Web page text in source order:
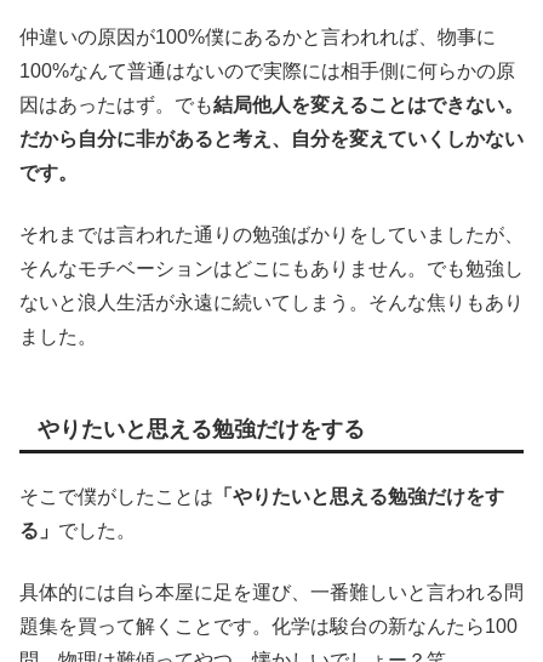
仲違いの原因が100%僕にあるかと言われれば、物事に
100%なんて普通はないので実際には相手側に何らかの原
因はあったはず。でも結局他人を変えることはできない。
だから自分に非があると考え、自分を変えていくしかない
です。
それまでは言われた通りの勉強ばかりをしていましたが、
そんなモチベーションはどこにもありません。でも勉強し
ないと浪人生活が永遠に続いてしまう。そんな焦りもあり
ました。
やりたいと思える勉強だけをする
そこで僕がしたことは 「やりたいと思える勉強だけをす
る」 でした。
具体的には自ら本屋に足を運び、一番難しいと言われる問
題集を買って解くことです。化学は駿台の新なんたら100